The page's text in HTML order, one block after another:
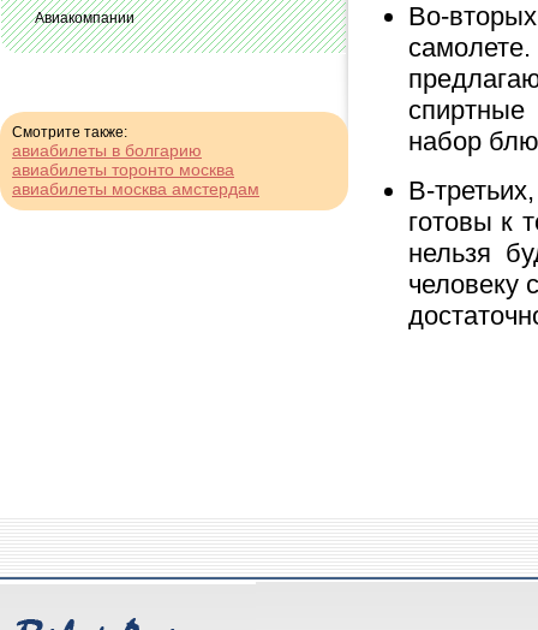
Во-
набор
В-
готовы к
нельзя
человеку
Авиакомпании
Смотрите также:
авиабилеты в болгарию
авиабилеты торонто москва
авиабилеты москва амстердам